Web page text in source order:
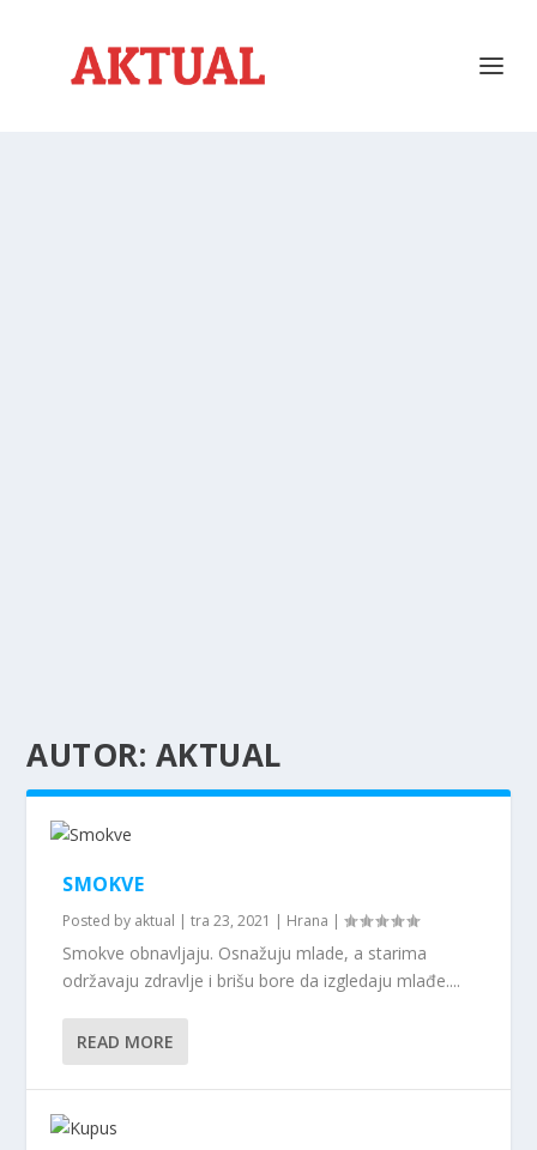
AUTOR: AKTUAL
SMOKVE
Posted by aktual |tra 23, 2021 | Hrana |
Smokve obnavljaju. Osnažuju mlade, a starima
održavaju zdravlje i brišu bore da izgledaju mlađe....
READ MORE